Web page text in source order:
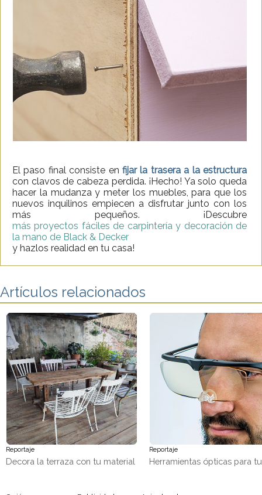
El paso final consiste en fijar la trasera a la estructura
con clavos de cabeza perdida. ¡Hecho! Ya solo queda
hacer la mudanza y meter los muebles, para que los
nuevos inquilinos empiecen a disfrutar junto con los
más pequeños. ¡Descubre
más proyectos fáciles de carpintería y decoración de
la mano de Black & Decker
y hazlos realidad en tu casa!
Artículos relacionados
Reportaje
Decora la terraza con tu material
Reportaje
Herramientas ópticas para